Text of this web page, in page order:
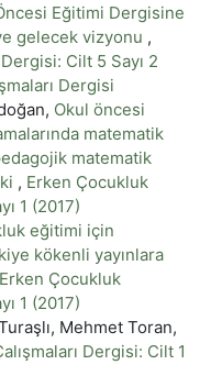
Eğitimi Dergisine
gelecek vizyonu ,
Cilt 5 Sayı 2
Dergisi
Okul öncesi
matematik
matematik
, Erken Çocukluk
1 (2017)
eğitimi için
kökenli yayınlara
Erken Çocukluk
1 (2017)
Mehmet Toran,
Dergisi: Cilt 1